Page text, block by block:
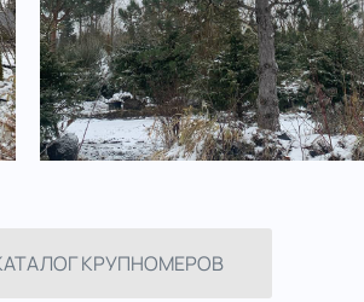
КРУПНОМЕРОВ